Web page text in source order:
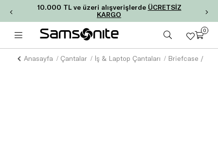
10.000 TL ve üzeri alışverişlerde ÜCRETSİZ
KARGO
0
Anasayfa Çantalar İş & Laptop Çantaları Briefcase /